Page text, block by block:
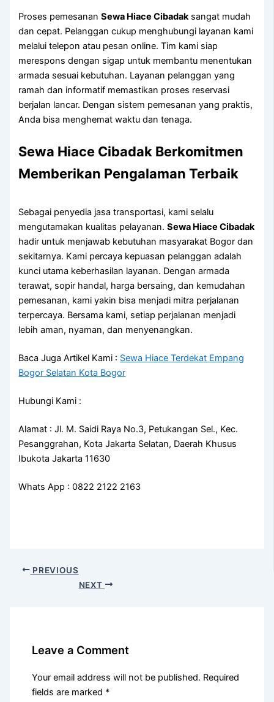
Proses pemesananSewa Hiace Cibadaksangat mudah
dan cepat. Pelanggan cukup menghubungi layanan kami
melalui telepon atau pesan online. Tim kami siap
merespons dengan sigap untuk membantu menentukan
armada sesuai kebutuhan. Layanan pelanggan yang
ramah dan informatif memastikan proses reservasi
berjalan lancar. Dengan sistem pemesanan yang praktis,
Anda bisa menghemat waktu dan tenaga.
Sewa Hiace Cibadak Berkomitmen
Memberikan Pengalaman Terbaik
Sebagai penyedia jasa transportasi, kami selalu
mengutamakan kualitas pelayanan.Sewa Hiace Cibadak
hadir untuk menjawab kebutuhan masyarakat Bogor dan
sekitarnya. Kami percaya kepuasan pelanggan adalah
kunci utama keberhasilan layanan. Dengan armada
terawat, sopir handal, harga bersaing, dan kemudahan
pemesanan, kami yakin bisa menjadi mitra perjalanan
terpercaya. Bersama kami, setiap perjalanan menjadi
lebih aman, nyaman, dan menyenangkan.
Baca Juga Artikel Kami : Sewa Hiace Terdekat Empang
Bogor Selatan Kota Bogor
Hubungi Kami :
Alamat : Jl. M. Saidi Raya No.3, Petukangan Sel., Kec.
Pesanggrahan, Kota Jakarta Selatan, Daerah Khusus
Ibukota Jakarta 11630
Whats App : 0822 2122 2163
PREVIOUS
NEXT
Leave a Comment
Your email address will not be published. Required
fields are marked *